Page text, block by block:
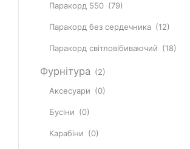
Паракорд 550 (79)
Паракорд без сердечника (12)
Паракорд світловібиваючий (18)
Фурнітура (2)
Аксесуари (0)
Бусіни (0)
Карабіни (0)